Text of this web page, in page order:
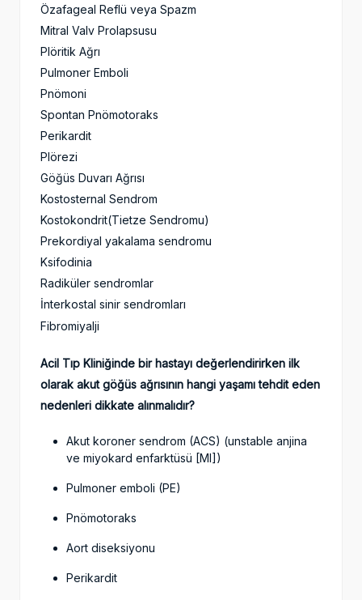
Özafageal Reflü veya Spazm
Mitral Valv Prolapsusu
Plöritik Ağrı
Pulmoner Emboli
Pnömoni
Spontan Pnömotoraks
Perikardit
Plörezi
Göğüs Duvarı Ağrısı
Kostosternal Sendrom
Kostokondrit(Tietze Sendromu)
Prekordiyal yakalama sendromu
Ksifodinia
Radiküler sendromlar
İnterkostal sinir sendromları
Fibromiyalji
Acil Tıp Kliniğinde bir hastayı değerlendirirken ilk
olarak akut göğüs ağrısının hangi yaşamı tehdit eden
nedenleri dikkate alınmalıdır?
Akut koroner sendrom (ACS) (unstable anjina
ve miyokard enfarktüsü [MI])
Pulmoner emboli (PE)
Pnömotoraks
Aort diseksiyonu
Perikardit